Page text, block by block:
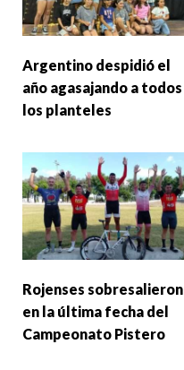
Argentino despidió el
año agasajando a todos
los planteles
Rojenses sobresalieron
en la última fecha del
Campeonato Pistero